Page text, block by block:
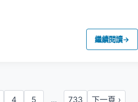
繼續閱讀→
4 5 ... 733 下一頁 ›